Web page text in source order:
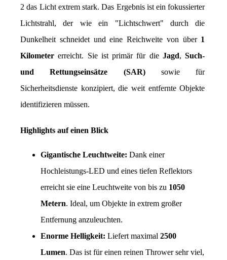
2 das Licht extrem stark. Das Ergebnis ist ein fokussierter
Lichtstrahl, der wie ein "Lichtschwert" durch die
Dunkelheit schneidet und eine Reichweite von über 1
Kilometer erreicht. Sie ist primär für die Jagd, Such-
und Rettungseinsätze (SAR) sowie für
Sicherheitsdienste konzipiert, die weit entfernte Objekte
identifizieren müssen.
Highlights auf einen Blick
Gigantische Leuchtweite: Dank einer
Hochleistungs-LED und eines tiefen Reflektors
erreicht sie eine Leuchtweite von bis zu 1050
Metern. Ideal, um Objekte in extrem großer
Entfernung anzuleuchten.
Enorme Helligkeit: Liefert maximal 2500
Lumen. Das ist für einen reinen Thrower sehr viel,